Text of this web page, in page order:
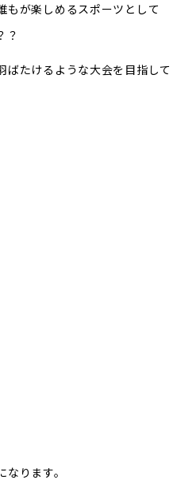
もが楽しめるスポーツとして
？
ばたけるような大会を目指して
ります。